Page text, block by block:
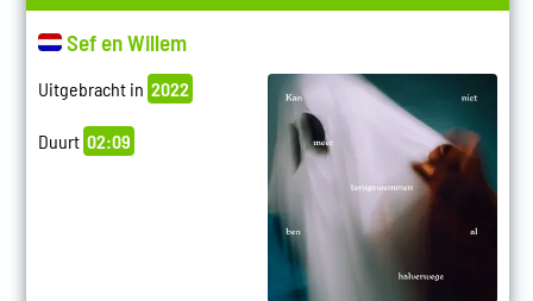
Sef en Willem
Uitgebracht in 2022
Duurt 02:09